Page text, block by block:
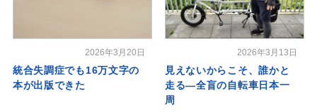
2026年3月20日
統合失調症でも16万文字の
本が出版できた
2026年3月13日
見えないからこそ、誰かと
走る―全盲の自転車日本一
周